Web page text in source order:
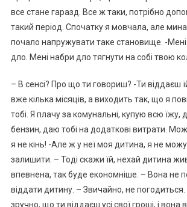
все стане гаразд. Все ж таки, потрібно
такий період. Спочатку я мовчала, але
почало напружувати таке становище. -
дло. Мені набри дло тягнути на собі твою
– В сенсі? Про що ти говориш? -Ти віддаєш
вже кілька місяців, а виходить так, що я
тобі. Я плачу за комунальні, купую всю їжу,
бензин, даю тобі на додаткові витрати.
я не кінь! -Але ж у неї моя дитина, я не можу
залишити. – Тоді скажи їй, нехай дитина
впевнена, так буде економніше. – Вона не
віддати дитину. – Звичайно, не
зручно, що ти віддаєш усі свої гроші, і вона